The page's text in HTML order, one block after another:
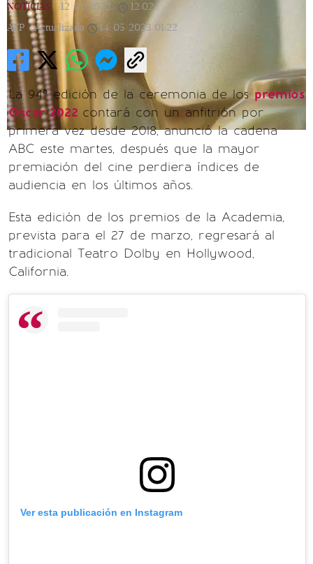
NOTICIAS 12/01/2022 12:02 |
AFP |
Actualizada 14/05/2023 01:22
La 94ª edición de la ceremonia de lospremios
Oscar 2022 contará con un anfitrión por
primera vez desde 2018, anunció la cadena
ABC este martes, después que la mayor
premiación del cine perdiera índices de
audiencia en los últimos años.
Esta edición de los premios de la Academia,
prevista para el 27 de marzo, regresará al
tradicional Teatro Dolby en Hollywood,
California.
Ver esta publicación en Instagram